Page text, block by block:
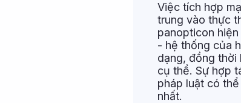
Việc tích hợp
trung vào thực
panopticon
- hệ thống của
dạng, đồng thời
cụ thể. Sự hợp
pháp luật có
nhất.